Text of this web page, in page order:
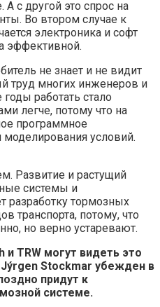
с другой это спрос на
Во втором случае к
электроника и софт
эффективной.
не знает и не видит
труд многих инженеров и
работать стало
легче, потому что на
программное
моделирования условий.
Развитие и растущий
системы и
разработку тормозных
транспорта, потому, что
но верно устаревают.
TRW могут видеть это
Stockmar убежден в
придут к
системе.